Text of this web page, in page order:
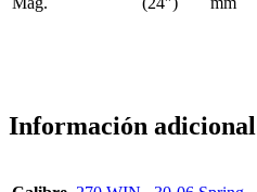
Información adicional